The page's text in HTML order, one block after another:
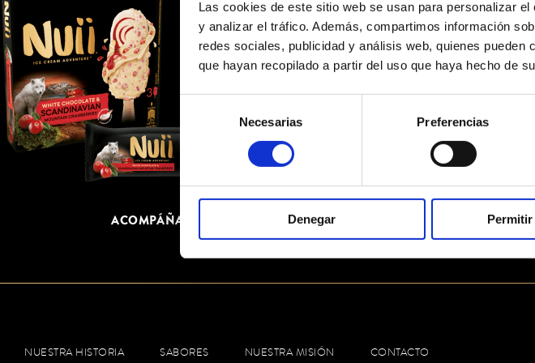
Las cookies de este sitio web se usan para personalizar
y analizar el tráfico. Además, compartimos información
redes sociales, publicidad y análisis web, quienes
que hayan recopilado a partir del uso que haya hecho de
consentimiento
Necesarias Preferencias
Denegar
ACOMPÁÑANOS EN NUESTRA AVENTURA
NUESTRA HISTORIA SABORES NUESTRA MISIÓN CONTACTO